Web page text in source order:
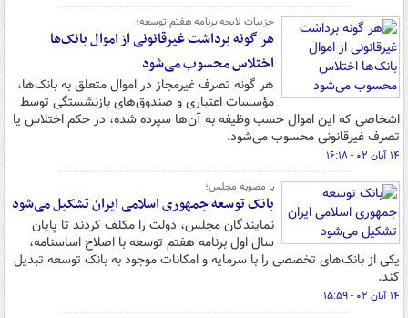
جزییات لایحه برنامه هفتم توسعه؛
هر گونه برداشت غیرقانونی از اموال بانک‌ها
اختلاس محسوب می‌شود
هر گونه تصرف غیرمجاز در اموال متعلق به بانک‌ها،
مؤسسات اعتباری و صندوق‌های بازنشستگی توسط
اشخاصی که این اموال حسب وظیفه به آن‌ها سپرده شده، در حکم اختلاس یا
تصرف غیرقانونی محسوب می‌شود.
۱۴ آبان ۰۲ - ۱۶:۱۸
با مصوبه مجلس؛
بانک توسعه جمهوری اسلامی ایران تشکیل می‌شود
نمایندگان مجلس، دولت را مکلف کردند تا پایان
سال اول برنامه هفتم توسعه با اصلاح اساسنامه،
یکی از بانک‌های تخصصی را با سرمایه و امکانات موجود به بانک توسعه تبدیل
کند.
۱۴ آبان ۰۲ - ۱۵:۵۹